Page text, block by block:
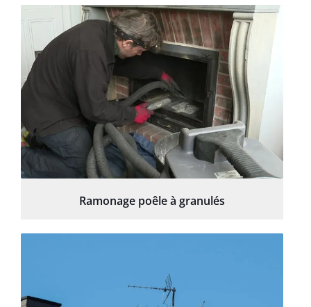
Ramonage poêle à granulés